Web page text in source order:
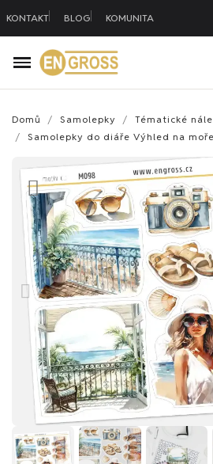
KONTAKT BLOG KOMUNITA
Domů Samolepky Tématické
Samolepky do diáře Výhled na moře